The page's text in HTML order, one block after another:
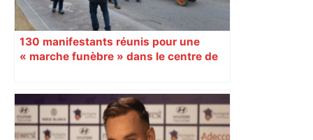
130 manifestants réunis pour une
« marche funèbre » dans le centre de